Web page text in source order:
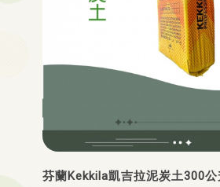
芬蘭Kekkila凱吉拉泥炭土300